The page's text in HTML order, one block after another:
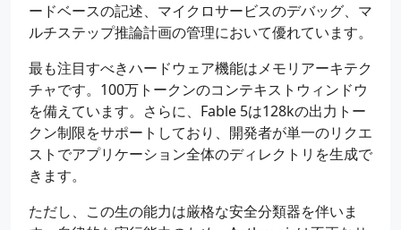
ードベースの記述、マイクロサービスのデバッグ、マ
ルチステップ推論計画の管理において優れています。
最も注目すべきハードウェア機能はメモリアーキテク
チャです。100万トークンのコンテキストウィンドウ
を備えています。さらに、Fable 5は128kの出力トー
クン制限をサポートしており、開発者が単一のリクエ
ストでアプリケーション全体のディレクトリを生成で
きます。
ただし、この生の能力は厳格な安全分類器を伴いま